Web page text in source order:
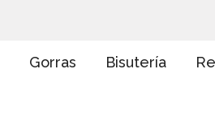
Gorras Bisutería
g
e